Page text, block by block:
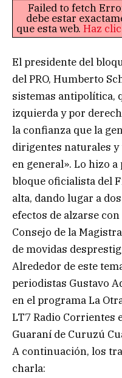
Failed to fetch
debe estar
que esta web. Haz
El presidente del
del PRO, Humberto
sistemas antipolítica,
izquierda y por
la confianza que la
dirigentes naturales
en general». Lo hizo
bloque oficialista del
alta, dando lugar a
efectos de alzarse
Consejo de la
de movidas
Alrededor de este
periodistas Gustavo
en el programa La
LT7 Radio Corrientes
Guaraní de Curuzú
A continuación, los
charla: